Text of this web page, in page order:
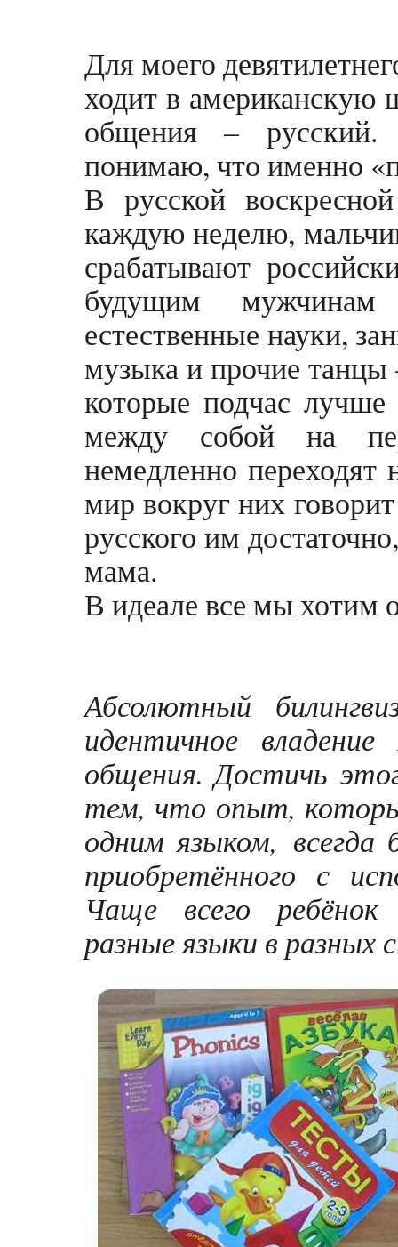
Для моего
ходит в американскую
общения –
понимаю, что именно
В русской
каждую неделю,
срабатывают
будущим
естественные науки,
музыка и прочие танцы
которые подчас
между собой на
немедленно переходят
мир вокруг них
русского им
мама.
В идеале все мы хотим
Абсолютный
идентичное
общения. Достичь
тем, что опыт,
одним языком,
приобретённого с
Чаще всего ребёнок
разные языки в разных